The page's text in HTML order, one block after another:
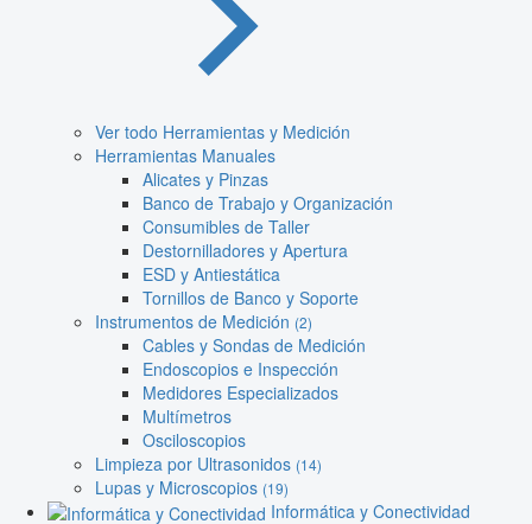
Ver todo Herramientas y Medición
Herramientas Manuales
Alicates y Pinzas
Banco de Trabajo y Organización
Consumibles de Taller
Destornilladores y Apertura
ESD y Antiestática
Tornillos de Banco y Soporte
Instrumentos de Medición (2)
Cables y Sondas de Medición
Endoscopios e Inspección
Medidores Especializados
Multímetros
Osciloscopios
Limpieza por Ultrasonidos (14)
Lupas y Microscopios (19)
Informática y Conectividad